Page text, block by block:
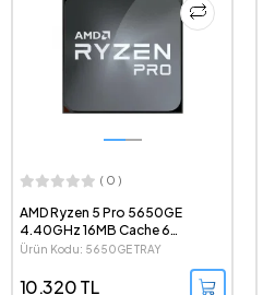
( 0 )
AMD Ryzen 5 Pro 5650GE
4.40GHz 16MB Cache 6
Çekirdek Soket AM4 7nm Tray
Ürün Kodu: 5650GE TRAY
10.320 TL